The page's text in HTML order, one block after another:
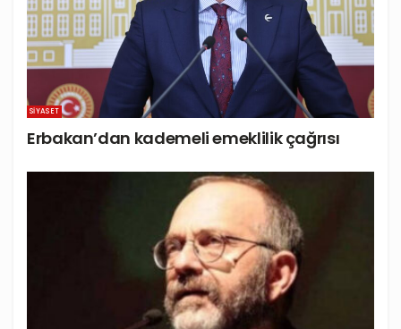
SIYASET
Erbakan’dan kademeli emeklilik çağrısı